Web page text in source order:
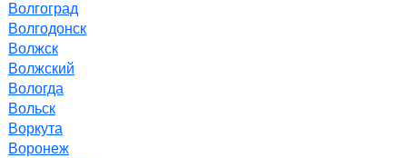
Волгоград
Волгодонск
Волжск
Волжский
Вологда
Вольск
Воркута
Воронеж